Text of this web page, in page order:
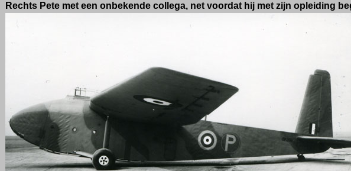
Rechts Pete met een onbekende collega, net voordat hij met zijn opleiding